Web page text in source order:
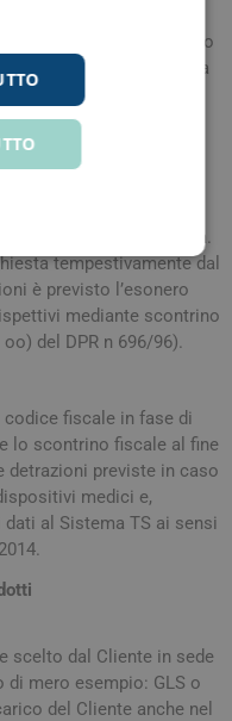
per emettere i relativi
dei prodotti, a seguito
ovvero qualora si renda
alle forze di polizia la
assimilate a queste
emissione della fattura.
tempestivamente dal
è previsto l’esonero
mediante scontrino
del DPR n 696/96).
fiscale in fase di
lo scontrino fiscale al fine
detrazioni previste in caso
medici e,
al Sistema TS ai sensi
scelto dal Cliente in sede
mero esempio: GLS o
del Cliente anche nel